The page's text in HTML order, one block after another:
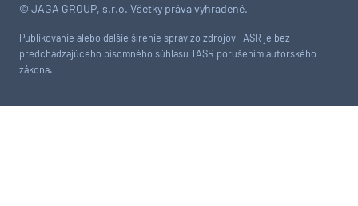
© JAGA GROUP, s.r.o. Všetky práva vyhradené.
Publikovanie alebo ďalšie šírenie správ zo zdrojov TASR je bez
predchádzajúceho písomného súhlasu TASR porušením autorského
zákona.